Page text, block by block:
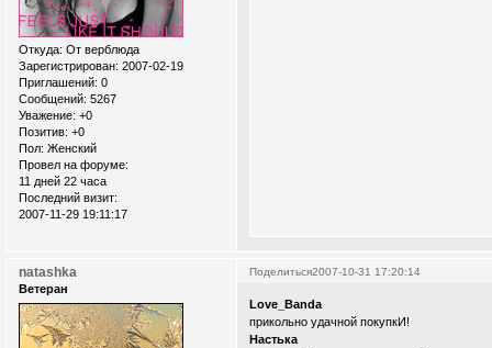
Откуда: От верблюда
Зарегистрирован: 2007-02-19
Приглашений: 0
Сообщений: 5267
Уважение: +0
Позитив: +0
Пол: Женский
Провел на форуме:
11 дней 22 часа
Последний визит:
2007-11-29 19:11:17
Поделиться2007-10-31 17:20:14
natashka
Ветеран
Love_Banda
прикольно удачной покупкИ!
Настька